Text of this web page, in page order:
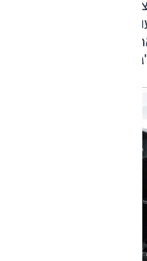
בביצועים ובתצרוכת
היוצאת, שהשתמשה עדיין
מוטורס ופיאט.